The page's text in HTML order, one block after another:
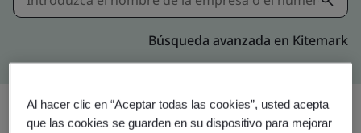
Búsqueda avanzada en Kitemark
Al hacer clic en “Aceptar todas las cookies”, usted acepta
que las cookies se guarden en su dispositivo para mejorar